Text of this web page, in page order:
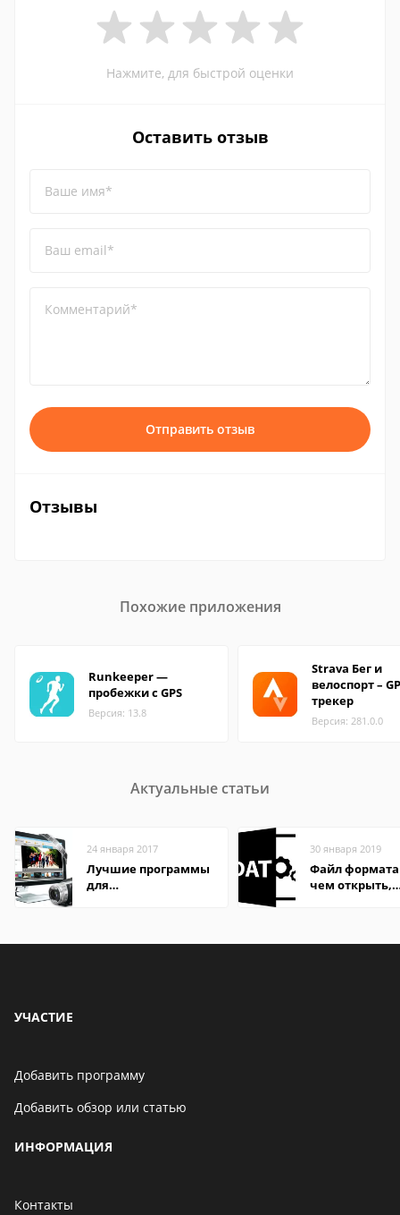
Нажмите, для быстрой оценки
Оставить отзыв
Ваше имя*
Ваш email*
Комментарий*
Отправить отзыв
Отзывы
Похожие приложения
Runkeeper —
пробежки с GPS
Версия: 13.8
Strava Бег и
велоспорт –
трекер
Версия: 281.0.0
Актуальные статьи
24 января 2017
Лучшие программы
для
30 января 2019
Файл формата
чем открыть,
УЧАСТИЕ
Добавить программу
Добавить обзор или статью
ИНФОРМАЦИЯ
Контакты